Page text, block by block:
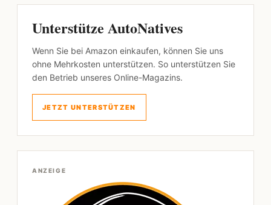
Unterstütze AutoNatives
Wenn Sie bei Amazon einkaufen, können Sie uns
ohne Mehrkosten unterstützen. So unterstützen Sie
den Betrieb unseres Online-Magazins.
JETZT UNTERSTÜTZEN
ANZEIGE